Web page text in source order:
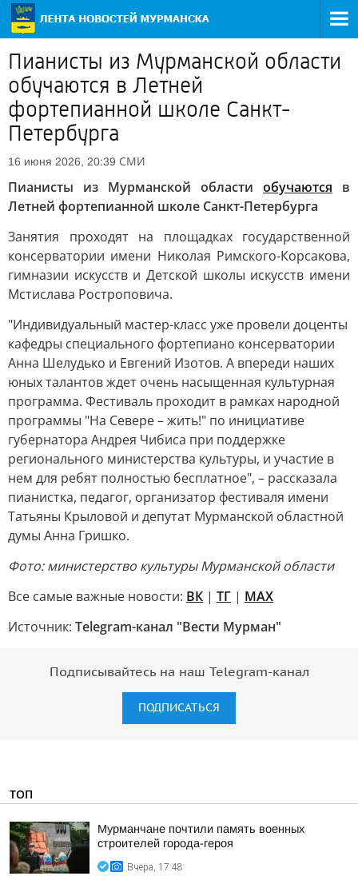
Пианисты из Мурманской области
обучаются в Летней
фортепианной школе Санкт-
Петербурга
16 июня 2026, 20:39 СМИ
Пианисты из Мурманской области обучаются в
Летней фортепианной школе Санкт-Петербурга
Занятия проходят на площадках государственной
консерватории имени Николая Римского-Корсакова,
гимназии искусств и Детской школы искусств имени
Мстислава Ростроповича.
"Индивидуальный мастер-класс уже провели доценты
кафедры специального фортепиано консерватории
Анна Шелудько и Евгений Изотов. А впереди наших
юных талантов ждет очень насыщенная культурная
программа. Фестиваль проходит в рамках народной
программы "На Севере – жить!" по инициативе
губернатора Андрея Чибиса при поддержке
регионального министерства культуры, и участие в
нем для ребят полностью бесплатное", – рассказала
пианистка, педагог, организатор фестиваля имени
Татьяны Крыловой и депутат Мурманской областной
думы Анна Гришко.
Фото: министерство культуры Мурманской области
Все самые важные новости: ВК | ТГ | MAX
Источник: Telegram-канал "Вести Мурман"
Подписывайтесь на наш Telegram-канал
ПОДПИСАТЬСЯ
ТОП
Мурманчане почтили память военных
строителей города-героя
Вчера, 17:48